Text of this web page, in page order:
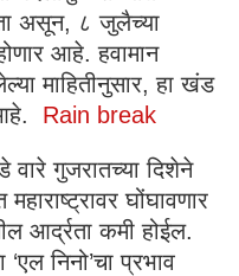
असून, ८ जुलैच्या
आहे. हवामान
माहितीनुसार, हा खंड
Rain break
वारे गुजरातच्या दिशेने
घोंघावणार
आर्द्रता कमी होईल.
निनो’चा प्रभाव